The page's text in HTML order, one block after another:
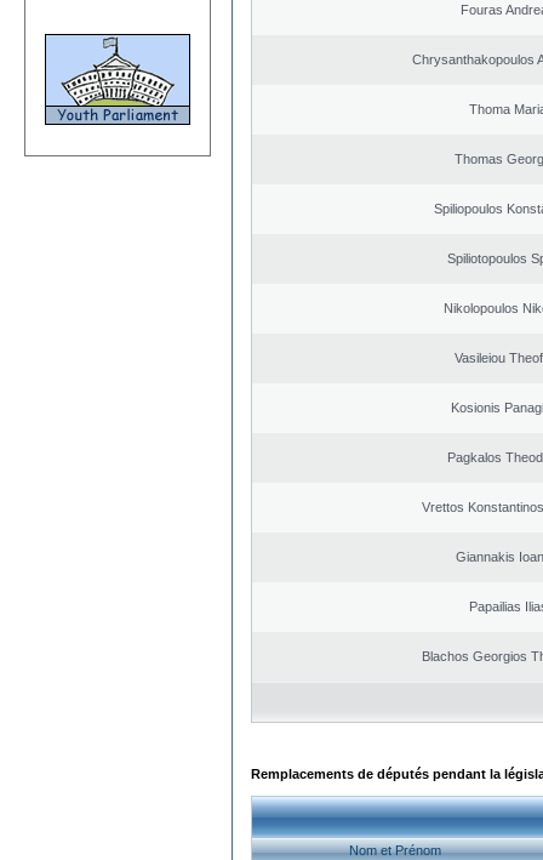
Fouras
Chrysanthakopoulos
Thoma
Thomas
Spiliopoulos
Spiliotopoulos
Nikolopoulos
Vasileiou
Kosionis
Pagkalos
Vrettos
Giannakis
Papailias
Blachos Georgios
Remplacements de députés pendant la
Nom et Prénom